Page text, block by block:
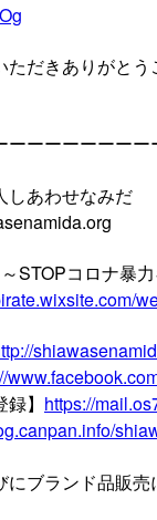
だきありがとう
ーーーーーー
しあわせなみだ
STOPコロナ暴
】 https://
にブランド品販